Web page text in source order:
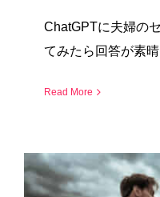
ChatGPTに夫婦の
てみたら回答が素晴
Read More